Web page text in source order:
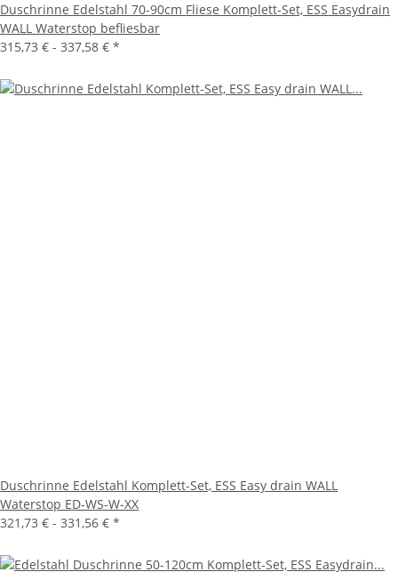
Duschrinne Edelstahl 70-90cm Fliese Komplett-Set, ESS Easydrain
WALL Waterstop befliesbar
315,73 € - 337,58 € *
Duschrinne Edelstahl Komplett-Set, ESS Easy drain WALL
Waterstop ED-WS-W-XX
321,73 € - 331,56 € *